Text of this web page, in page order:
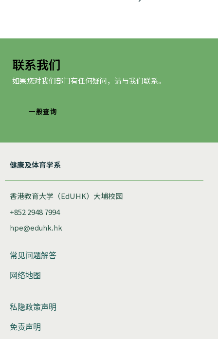
联系我们
如果您对我们部门有任何疑问，请与我们联系。
一般查询
健康及体育学系
香港教育大学（EdUHK）大埔校园
+852 2948 7994
hpe@eduhk.hk
常见问题解答
网络地图
私隐政策声明
免责声明